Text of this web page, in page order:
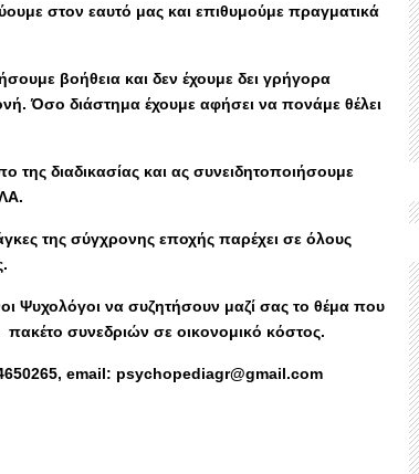
στον εαυτό μας και επιθυμούμε πραγματικά
βοήθεια και δεν έχουμε δει γρήγορα
Όσο διάστημα έχουμε αφήσει να πονάμε θέλει
διαδικασίας και ας συνειδητοποιήσουμε
της σύγχρονης εποχής παρέχει σε όλους
Ψυχολόγοι να συζητήσουν μαζί σας το θέμα που
συνεδριών σε οικονομικό κόστος.
email: psychopediagr@gmail.com